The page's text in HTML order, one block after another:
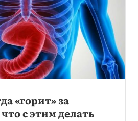
«горит» за
с этим делать